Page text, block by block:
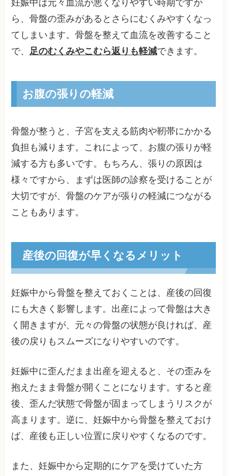
妊娠中は元々血流が悪くなりやすい時期ですか
ら、骨盤の歪みがあるとさらにむくみやすくなっ
てしまいます。骨盤を整えて血流を改善すること
で、 足のむくみやこむら返りも軽減できます。
お腹の張りの軽減
骨盤が整うと、子宮を支える筋肉や靭帯にかかる
負担も減ります。これによって、お腹の張りが軽
減する方も多いです。もちろん、張りの原因は
様々ですから、まずは医師の診察を受けることが
大切ですが、骨盤のケアが張りの軽減につながる
こともあります。
産後の回復が早くなるメリット
妊娠中から骨盤を整えておくことは、産後の回復
にも大きく影響します。出産によって骨盤は大き
く開きますが、元々の骨盤の状態が良ければ、産
後の戻りもスムーズになりやすいのです。
妊娠中に歪んだまま出産を迎えると、その歪みを
抱えたまま骨盤が開くことになります。すると産
後、歪んだ状態で骨盤が固まってしまうリスクが
高まります。逆に、妊娠中から骨盤を整えておけ
ば、産後も正しい位置に戻りやすくなるのです。
また、妊娠中から定期的にケアを受けていた方